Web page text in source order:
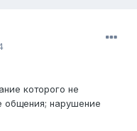
которого не
общения; нарушение